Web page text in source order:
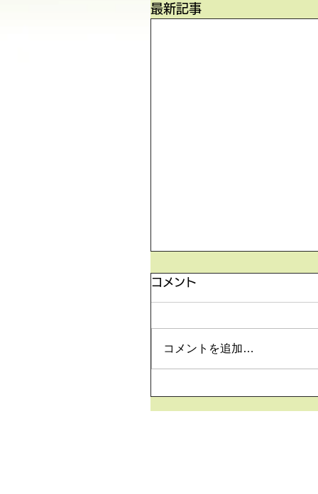
最新記事
5月26日の無料体験レッ
より空きがございます。 ご
は下記お問い合わせフォー
m/contact-us どうぞよろし
コメント
コメントを追加…